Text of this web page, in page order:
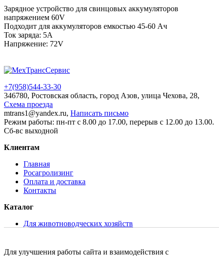
Зарядное устройство для свинцовых аккумуляторов
напряжением 60V
Подходит для аккумуляторов емкостью 45-60 Ач
Ток заряда: 5А
Напряжение: 72V
+7(958)544-33-30
346780, Ростовская область, город Азов, улица Чехова, 28,
Схема проезда
mtrans1@yandex.ru, Написать письмо
Режим работы: пн-пт с 8.00 до 17.00, перерыв с 12.00 до 13.00.
Сб-вс выходной
Клиентам
Главная
Росагролизинг
Оплата и доставка
Контакты
Каталог
Для животноводческих хозяйств
Складская и коммунальная техника
Для улучшения работы сайта и взаимодействия с